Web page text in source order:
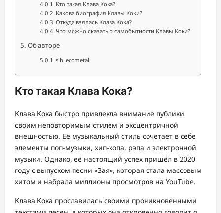
Кто такая Клава Кока?
Какова биография Клавы Коки?
Откуда взялась Клава Кока?
Что можно сказать о самобытности Клавы Коки?
Об авторе
sib_ecometal
Кто такая Клава Кока?
Клава Кока быстро привлекла внимание публики
своим неповторимым стилем и эксцентричной
внешностью. Её музыкальный стиль сочетает в себе
элементы поп-музыки, хип-хопа, рэпа и электронной
музыки. Однако, её настоящий успех пришёл в 2020
году с выпуском песни «Зая», которая стала массовым
хитом и набрала миллионы просмотров на YouTube.
Клава Кока прославилась своими проникновенными